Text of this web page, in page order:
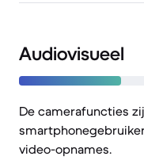
Audiovisueel
De camerafuncties
video-opnames.